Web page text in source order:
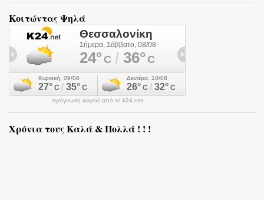
Κοιτώντας Ψηλά
πρόγνωση καιρού από το k24.net
Χρόνια τους Καλά & Πολλά ! ! !